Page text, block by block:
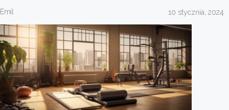
Emil 10 stycznia, 2024